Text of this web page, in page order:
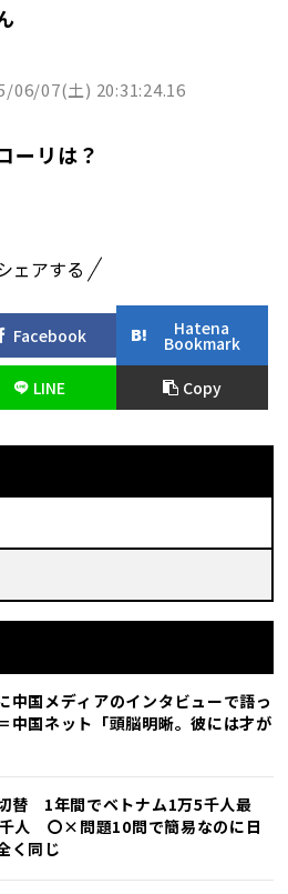
06/07(土) 20:31:24.16
ーリは？
ェアする
Facebook Hatena
Bookmark
LINE Copy
中国メディアのインタビューで語っ
中国ネット「頭脳明晰。彼には才が
切替 1年間でベトナム1万5千人最
人 〇×問題10問で簡易なのに日
く同じ